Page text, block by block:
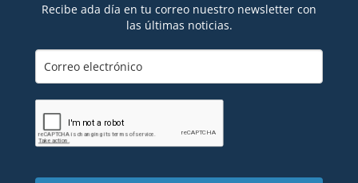
Recibe ada día en tu correo nuestro newsletter con
las últimas noticias.